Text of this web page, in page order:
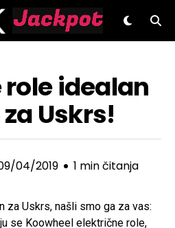
idealan
Uskrs!
04/2019 1 min čitanja
za Uskrs, našli smo ga za vas:
se Koowheel električne role,